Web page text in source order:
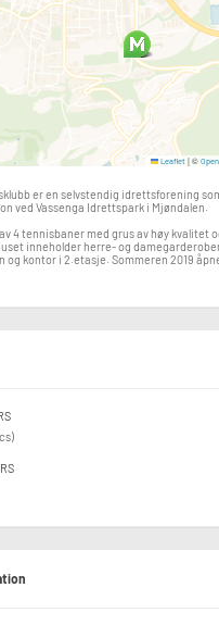
Leaflet |©
er en selvstendig idrettsforening
ved Vassenga Idrettspark i Mjøndalen.
4 tennisbaner med grus av høy kvalitet
inneholder herre- og
og kontor i 2.etasje. Sommeren 2019